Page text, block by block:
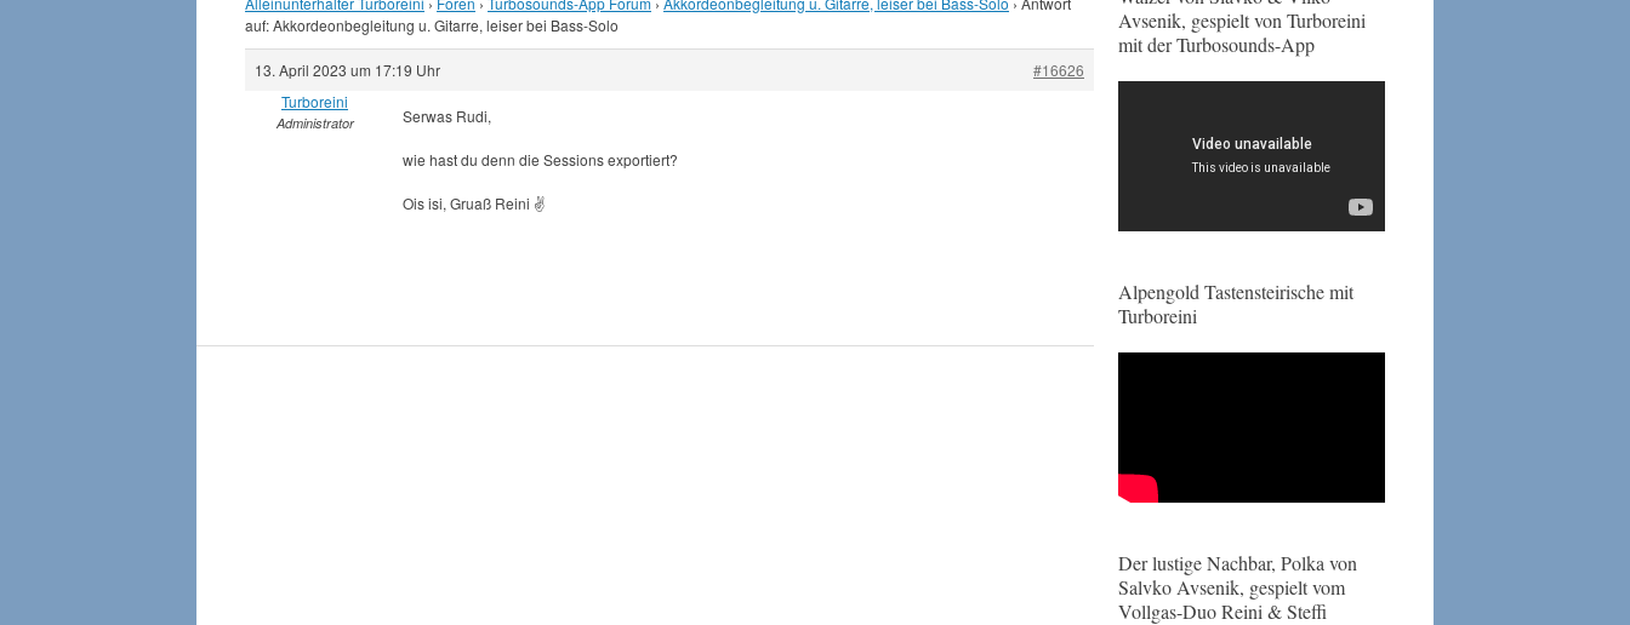
auf: Akkordeonbegleitung u. Gitarre, leiser bei Bass-Solo
13. April 2023 um 17:19 Uhr
#16626
Turboreini
Administrator Serwas Rudi,
wie hast du denn die Sessions exportiert?
Ois isi, Gruaß Reini ✌️
Avsenik, gespielt von Turboreini
mit der Turbosounds-App
Alpengold Tastensteirische mit
Turboreini
Der lustige Nachbar, Polka von
Salvko Avsenik, gespielt vom
Vollgas-Duo Reini & Steffi